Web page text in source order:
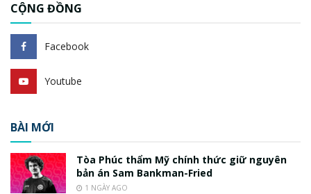
CỘNG ĐỒNG
Facebook
Youtube
BÀI MỚI
Tòa Phúc thẩm Mỹ chính thức giữ nguyên
bản án Sam Bankman-Fried
1 NGÀY AGO